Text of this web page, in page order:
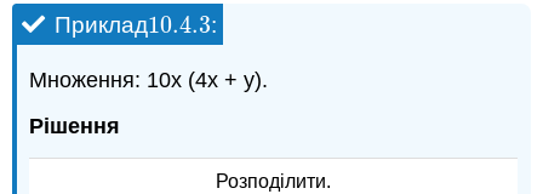
Приклад10.4.3
10.4.3:
Множення: 10x (4x + y).
Рішення
Розподілити.